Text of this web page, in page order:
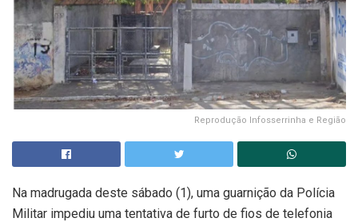
Reprodução Infosserrinha e Região
Na madrugada deste sábado (1), uma guarnição da Polícia
Militar impediu uma tentativa de furto de fios de telefonia